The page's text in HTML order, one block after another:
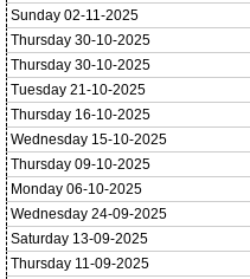
Sunday 02-11-2025
Thursday 30-10-2025
Thursday 30-10-2025
Tuesday 21-10-2025
Thursday 16-10-2025
Wednesday 15-10-2025
Thursday 09-10-2025
Monday 06-10-2025
Wednesday 24-09-2025
Saturday 13-09-2025
Thursday 11-09-2025